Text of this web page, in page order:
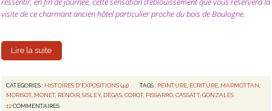
visite de ce charmant ancien hôtel particulier proche du bois de Boulogne.
Lire la suite
CATÉGORIES : HISTOIRES D'EXPOSITIONS (44) TAGS : PEINTURE ÉCRITURE MARMOTTAN
MORISOT, MONET, RENOIR ,SISLEY, DEGAS ,COROT, PISSARRO ,CASSATT,GONZALÈS
12COMMENTAIRES